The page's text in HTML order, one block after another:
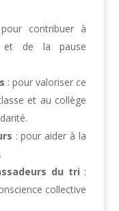
contribuer à
et de la pause
: pour valoriser ce
et au collège
: pour aider à la
du tri :
collective